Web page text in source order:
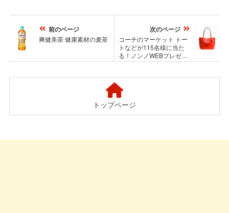
前のページ
爽健美茶 健康素材の麦茶
次のページ
コーチのマーケット トー
トなどが115名様に当た
る！ノンノWEBプレゼン
トキャンペーン
トップページ